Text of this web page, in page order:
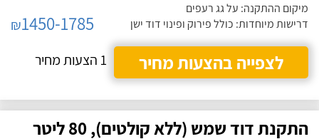
מיקום ההתקנה: על גג רעפים
דרישות מיוחדות: כולל פירוק ופינוי דוד ישן
₪1450-1785
לצפייה בהצעות מחיר
1 הצעות מחיר
התקנת דוד שמש (ללא קולטים), 80 ליטר